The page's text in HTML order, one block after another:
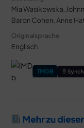
Mia Wasikowska,
Baron Cohen, Anne
Originalsprache
Englisch
TMDB
Mehr zu